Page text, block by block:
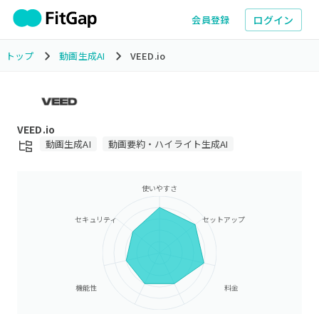
会員登録 ログイン
トップ 動画生成AI VEED.io
VEED.io
動画生成AI 動画要約・ハイライト生成AI
使いやすさ
セットアップ
料金
機能性
セキュリティ